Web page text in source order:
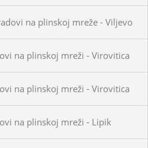
na plinskoj mreže - Viljevo
na plinskoj mreži - Virovitica
na plinskoj mreži - Virovitica
na plinskoj mreži - Lipik